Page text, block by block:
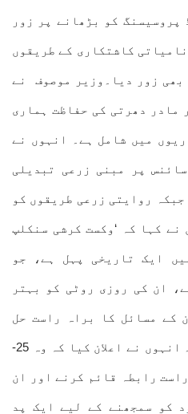
پروسیسنگ کو بڑھانے پر زور
کاشتکاری کے طریقوں
زور دیا۔وزیر موصوف نے
مادر دھرتی کی حفاظت ہماری
میں شامل ہے۔ انہوں نے
پر مبنی زرعی تبدیلی
روایتی زرعی طریقوں کو
نے کہا کہ ‘وکست کرشی سنکلپ
ایک تاریخی پہل ہے، جو
ان کی روزی روٹی کو بہتر
کے مسائل کا براہ راست حل
فراہم کرنے کے لیے وقف ہے۔ انہوں نے اعلان کیا کہ وہ 25-
راست رابطہ قائم کرنے اور ان
کو سمجھنے کے لیے ایک پد